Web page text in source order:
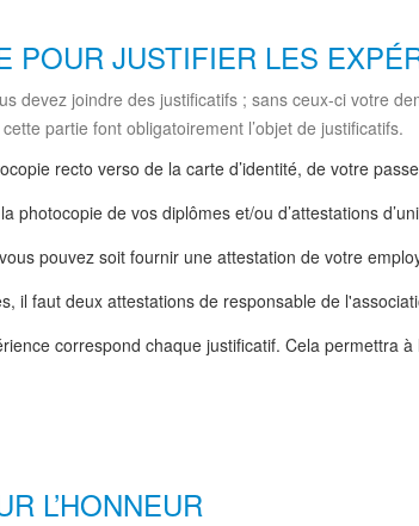
POUR JUSTIFIER LES
devez joindre des justificatifs ; sans ceux-ci votre
partie font obligatoirement l’objet de justificatifs.
recto verso de la carte d’identité, de votre
photocopie de vos diplômes et/ou d’attestations
pouvez soit fournir une attestation de votre
il faut deux attestations de responsable de
correspond chaque justificatif. Cela permettra
L’HONNEUR